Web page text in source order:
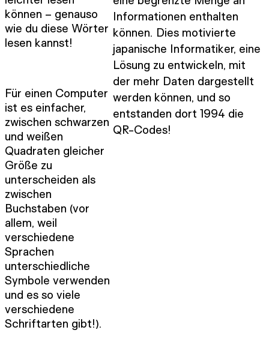
können – genauso
wie du diese Wörter
lesen kannst!
Für einen Computer
ist es einfacher,
zwischen schwarzen
und weißen
Quadraten gleicher
Größe zu
unterscheiden als
zwischen
Buchstaben (vor
allem, weil
verschiedene
Sprachen
unterschiedliche
Symbole verwenden
und es so viele
verschiedene
Schriftarten gibt!).
Informationen enthalten
können. Dies motivierte
japanische Informatiker, eine
Lösung zu entwickeln, mit
der mehr Daten dargestellt
werden können, und so
entstanden dort 1994 die
QR-Codes!